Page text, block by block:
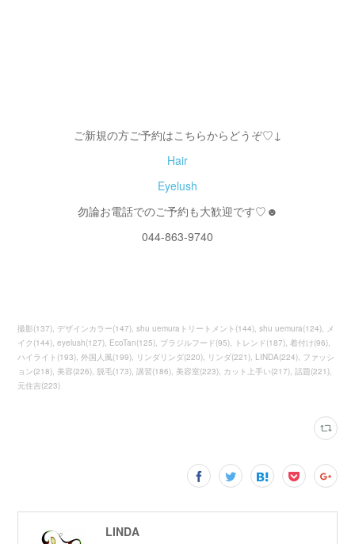
ご新規の方ご予約はこちらからどうぞ♡↓
Hair
Eyelush
勿論お電話でのご予約も大歓迎です♡☻
044-863-9740
撮影(137) デザインカラー(147) shu uemuraトリートメント (144) shu uemura(124)
メ
イク (144) eyelush(127) EcoTan(125) ブラジルフード(95) トレンド(187) 着付け(96)
ハイライト (193) 外国人風 (199) リンダリンダ(220) リンダ(221) LINDA(224) ファッシ
ョン(218) 美容(226) 脱毛(173) 講習(186) 美容室(223) カット上手い(217) 話題(221)
元住吉(223)
LINDA